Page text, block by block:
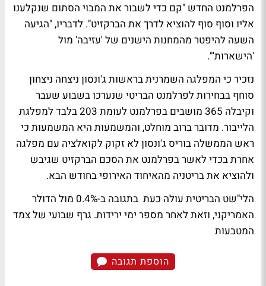
הפרלמנט החדש "קם כדי לשבור את המבוי הסתום שנקלענו
אליו וסוף סוף להוציא לדרך את הברקזיט". לדבריו, "הגיעה
השעה להיפטר מהמחנות הישנים של 'עזיבה' מול
'הישארות'".
נזכיר כי המפלגה השמרנית בראשות ג'ונסון ניצחה ניצחון
סוחף בבחירות לפרלמנט הבריטי שנערכו בשבוע שעבר
וקיבלה 365 מושבים בפרלמנט לעומת 203 בלבד למפלגת
הלייבור. מדובר ברוב מוחלט, והמשמעות היא המשמעות כי
ראש הממשלה בוריס ג'ונסון לא זקוק לקואלציה עם מפלגה
אחרת בכדי לאשר בפרלמנט את הסכם הברקזיט שגיבש
ולהוציא את בריטניה מהאיחוד האירופי בחודש הבא.
הלי"שט הבריטית עולה כעת בתגובה ב-0.4% מול הדולר
האמריקני, וזאת לאחר מספר ימי ירידות. גרף שבועי של צמד
המטבעות
הוספת תגובה